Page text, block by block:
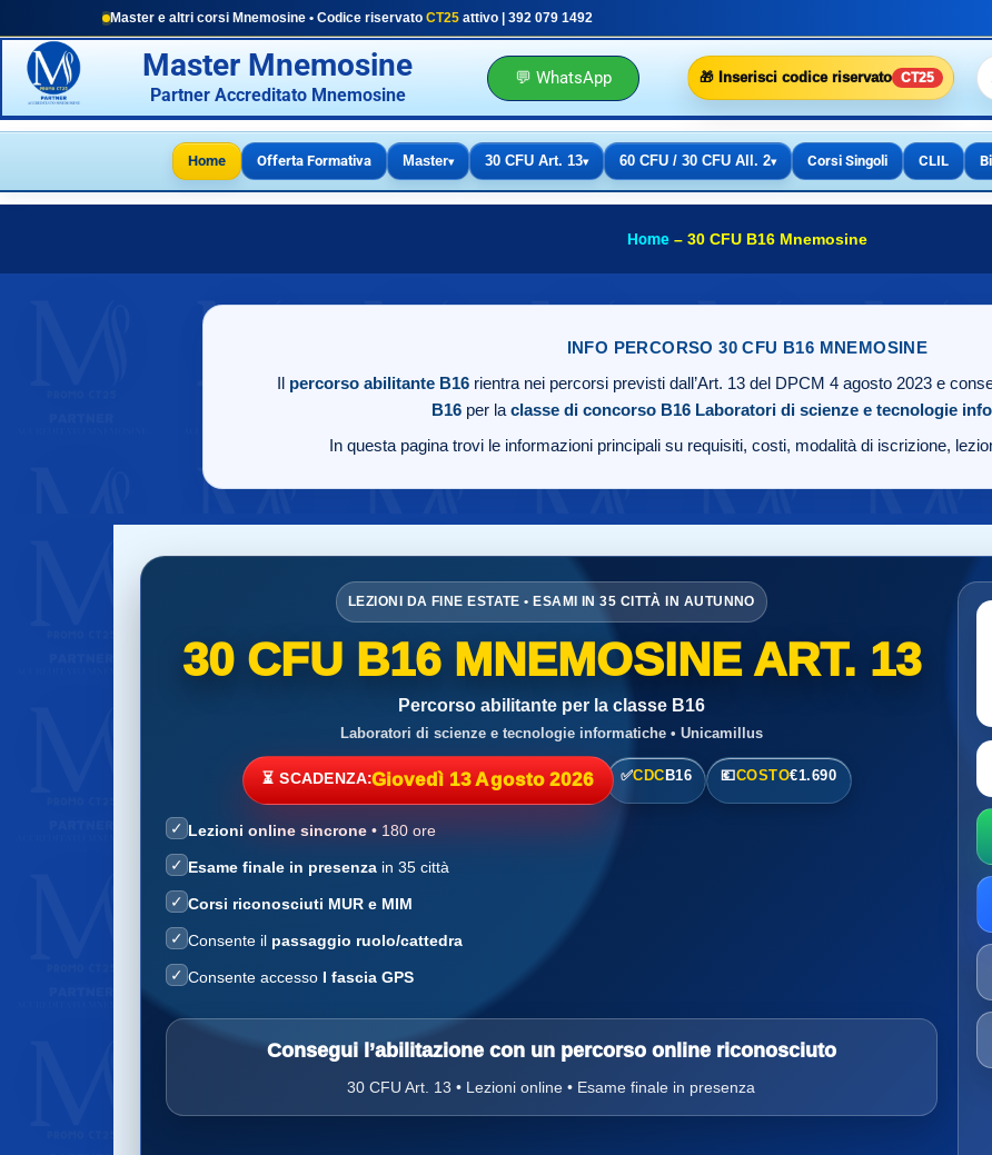
Master e altri corsi Mnemosine • Codice riservato CT25 attivo | 392 079 1492
Master Mnemosine
Partner Accreditato Mnemosine
💬 WhatsApp 🎁 Inserisci codice riservato CT25
Home Offerta Formativa Master▾ 30 CFU Art. 13▾ 60 CFU / 30 CFU All. 2▾ Corsi Singoli CLIL
Home – 30 CFU B16 Mnemosine
INFO PERCORSO 30 CFU B16 MNEMOSINE
Il percorso abilitante B16 rientra nei percorsi previsti dall’Art. 13 del DPCM 4 agosto 2023 e
B16per la classe di concorso B16 Laboratori di scienze e tecnologie
In questa pagina trovi le informazioni principali su requisiti, costi, modalità di iscrizione,
LEZIONI DA FINE ESTATE • ESAMI IN 35 CITTÀ IN AUTUNNO
30 CFU B16 MNEMOSINE ART. 13
Percorso abilitante per la classe B16
Laboratori di scienze e tecnologie informatiche • Unicamillus
⏳ SCADENZA:Giovedì 13 Agosto 2026 ✅CDC B16 💶COSTO€1.690
✓ Lezioni online sincrone • 180 ore
✓ Esame finale in presenza in 35 città
✓ Corsi riconosciuti MUR e MIM
✓ Consente il passaggio ruolo/cattedra
✓ Consente accesso I fascia GPS
Consegui l’abilitazione con un percorso online riconosciuto
30 CFU Art. 13 • Lezioni online • Esame finale in presenza